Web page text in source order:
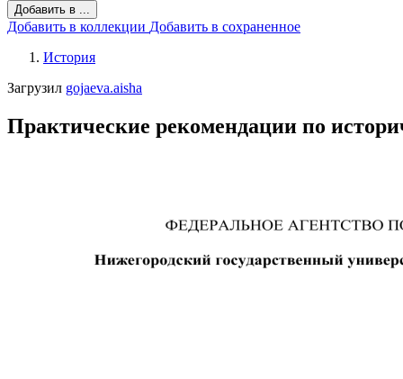
Добавить в ...
Добавить в коллекции Добавить в сохраненное
История
Загрузил gojaeva.aisha
Практические рекомендации по